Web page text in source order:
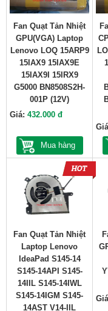
Fan Quạt Tản Nhiệt
GPU(VGA) Laptop
Lenovo LOQ 15ARP9
15IAX9 15IAX9E
15IAX9I 15IRX9
G5000 BN8508S2H-
001P (12V)
Giá: 432.000 đ
Mua hàng
Fan Quạt Tản Nhiệt
Laptop Lenovo
IdeaPad S145-14
S145-14API S145-
14IIL S145-14IWL
S145-14IGM S145-
14AST V14-IIL